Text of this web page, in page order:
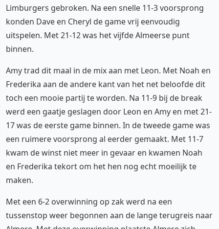
Limburgers gebroken. Na een snelle 11-3 voorsprong
konden Dave en Cheryl de game vrij eenvoudig
uitspelen. Met 21-12 was het vijfde Almeerse punt
binnen.
Amy trad dit maal in de mix aan met Leon. Met Noah en
Frederika aan de andere kant van het net beloofde dit
toch een mooie partij te worden. Na 11-9 bij de break
werd een gaatje geslagen door Leon en Amy en met 21-
17 was de eerste game binnen. In de tweede game was
een ruimere voorsprong al eerder gemaakt. Met 11-7
kwam de winst niet meer in gevaar en kwamen Noah
en Frederika tekort om het hen nog echt moeilijk te
maken.
Met een 6-2 overwinning op zak werd na een
tussenstop weer begonnen aan de lange terugreis naar